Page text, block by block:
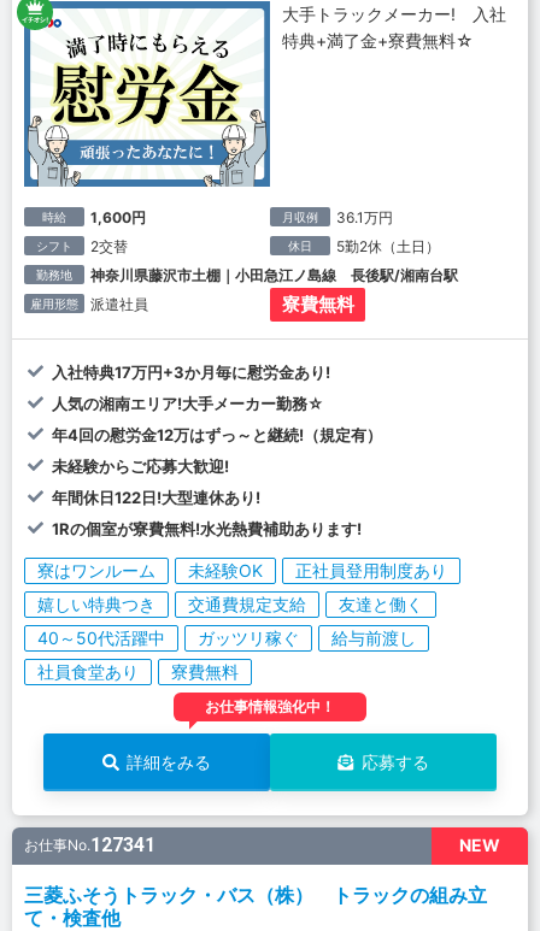
大手トラックメーカー! 入社
特典+満了金+寮費無料☆
時給 1,600円 月収例 36.1万円
シフト 2交替 休日 5勤2休（土日）
勤務地 神奈川県藤沢市土棚｜小田急江ノ島線 長後駅/湘南台駅
雇用形態 派遣社員 寮費無料
入社特典17万円+3か月毎に慰労金あり!
人気の湘南エリア!大手メーカー勤務☆
年4回の慰労金12万はずっ～と継続!（規定有）
未経験からご応募大歓迎!
年間休日122日!大型連休あり!
1Rの個室が寮費無料!水光熱費補助あります!
寮はワンルーム 未経験OK
正社員登用制度あり
嬉しい特典つき
交通費規定支給
友達と働く
40～50代活躍中
ガッツリ稼ぐ
給与前渡し
社員食堂あり
寮費無料
お仕事情報強化中！
詳細をみる 応募する
NEW
お仕事No.127341
三菱ふそうトラック・バス（株） トラックの組み立
て・検査他